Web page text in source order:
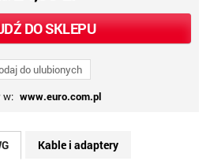
DO SKLEPU
do ulubionych
w: www.euro.com.pl
Kable i adaptery